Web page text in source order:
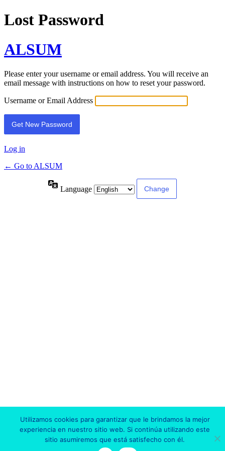
Lost Password
ALSUM
Please enter your username or email address. You will receive an
email message with instructions on how to reset your password.
Username or Email Address
Log in
← Go to ALSUM
Language
Utilizamos cookies para garantizar que le brindamos la mejor
experiencia en nuestro sitio web. Si continúa utilizando este
sitio asumiremos que está satisfecho con él.